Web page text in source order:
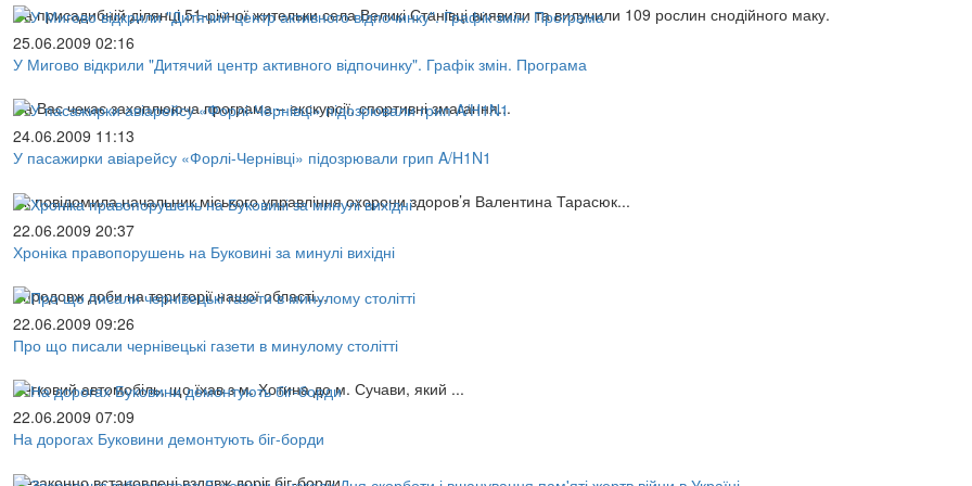
На присадибній ділянці 51-річної жительки села Великі Станівці виявили та вилучили 109 рослин снодійного маку.
25.06.2009 02:16
У Мигово відкрили "Дитячий центр активного відпочинку". Графік змін. Програма
На Вас чекає захоплююча програма – екскурсії, спортивні змагання...
24.06.2009 11:13
У пасажирки авіарейсу «Форлі-Чернівці» підозрювали грип A/H1N1
Як повідомила начальник міського управління охорони здоров’я Валентина Тарасюк...
22.06.2009 20:37
Хроніка правопорушень на Буковині за минулі вихідні
Впродовж доби на території нашої області...
22.06.2009 09:26
Про що писали чернівецькі газети в минулому столітті
Легковий автомобіль, що їхав з м. Хотина до м. Сучави, який ...
22.06.2009 07:09
На дорогах Буковини демонтують біг-борди